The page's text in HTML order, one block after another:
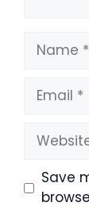
Name
Email
Website
Save